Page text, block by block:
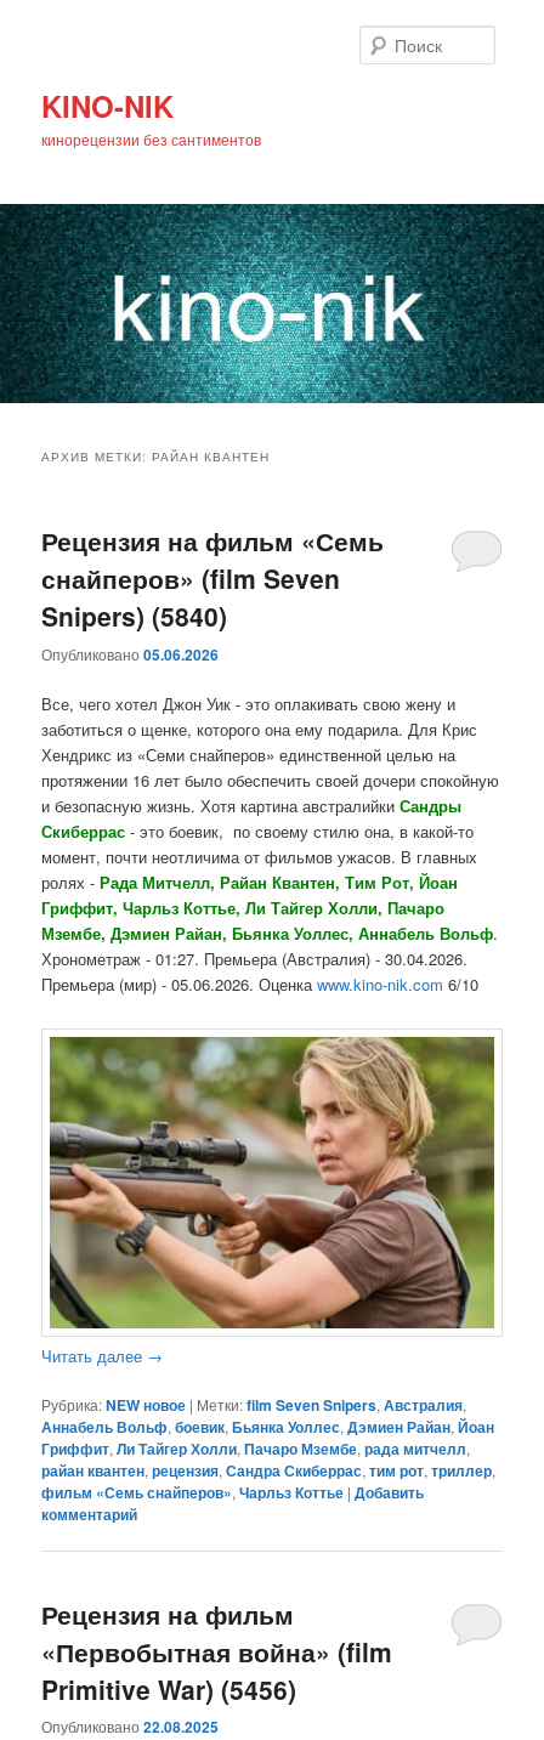
KINO-NIK
кинорецензии без сантиментов
основному
содержимому
дополнительному
содержимому
АРХИВ МЕТКИ:РАЙАН КВАНТЕН
Рецензия на фильм «Семь
снайперов» (film Seven
Snipers) (5840)
Опубликовано05.06.2026
Все, чего хотел Джон Уик - это оплакивать свою жену и
заботиться о щенке, которого она ему подарила. Для Крис
Хендрикс из «Семи снайперов» единственной целью на
протяжении 16 лет было обеспечить своей дочери спокойную
и безопасную жизнь. Хотя картина австралийкиСандры
Скиберрас - это боевик, по своему стилю она, в какой-то
момент, почти неотличима от фильмов ужасов. В главных
ролях -Рада Митчелл, Райан Квантен, Тим Рот, Йоан
Гриффит, Чарльз Коттье, Ли Тайгер Холли, Пачаро
Мзембе, Дэмиен Райан, Бьянка Уоллес, Аннабель Вольф.
Хронометраж - 01:27. Премьера (Австралия) - 30.04.2026.
Премьера (мир) - 05.06.2026. Оценкаwww.kino-nik.com 6/10
Читать далее →
Рубрика:NEW новое | Метки:film Seven Snipers,Австралия,
Аннабель Вольф,боевик,Бьянка Уоллес,Дэмиен Райан,Йоан
Гриффит,Ли Тайгер Холли,Пачаро Мзембе,рада митчелл,
райан квантен,рецензия,Сандра Скиберрас,тим рот,триллер,
фильм «Семь снайперов»,Чарльз Коттье |Добавить
комментарий
Рецензия на фильм
«Первобытная война» (film
Primitive War) (5456)
Опубликовано22.08.2025